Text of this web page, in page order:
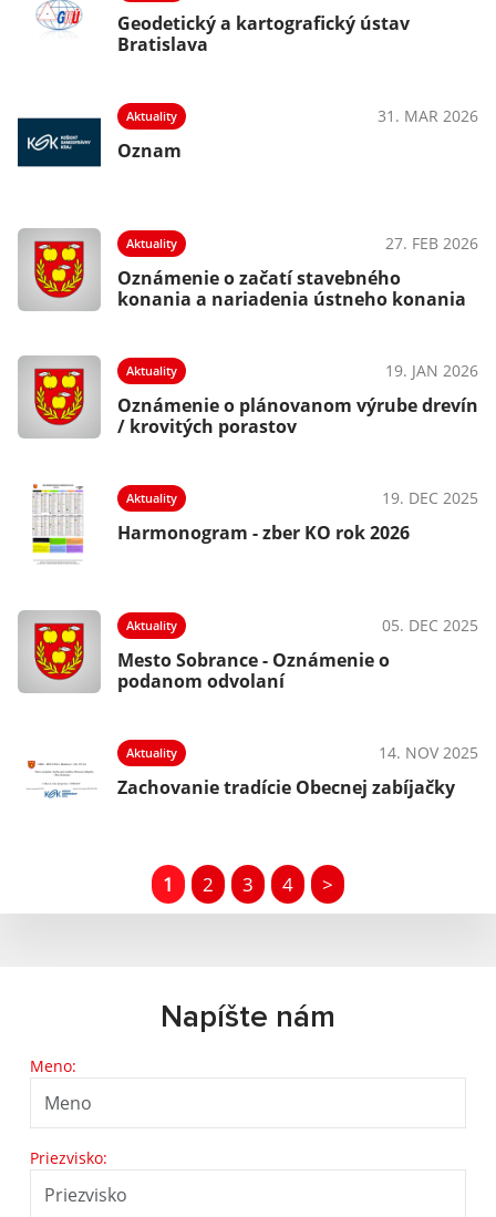
Geodetický a kartografický ústav
Bratislava
Aktuality 31. MAR 2026
Oznam
Aktuality 27. FEB 2026
Oznámenie o začatí stavebného
konania a nariadenia ústneho konania
Aktuality 19. JAN 2026
Oznámenie o plánovanom výrube drevín
/ krovitých porastov
Aktuality 19. DEC 2025
Harmonogram - zber KO rok 2026
Aktuality 05. DEC 2025
Mesto Sobrance - Oznámenie o
podanom odvolaní
Aktuality 14. NOV 2025
Zachovanie tradície Obecnej zabíjačky
1 2 3 4 >
Napíšte nám
Meno:
Priezvisko: